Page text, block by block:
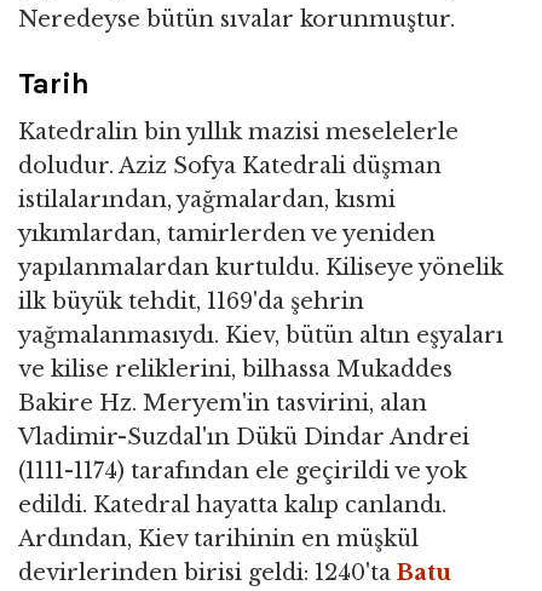
Neredeyse bütün sıvalar korunmuştur.
Tarih
Katedralin bin yıllık mazisi meselelerle
doludur. Aziz Sofya Katedrali düşman
istilalarından, yağmalardan, kısmi
yıkımlardan, tamirlerden ve yeniden
yapılanmalardan kurtuldu. Kiliseye yönelik
ilk büyük tehdit, 1169'da şehrin
yağmalanmasıydı. Kiev, bütün altın eşyaları
ve kilise reliklerini, bilhassa Mukaddes
Bakire Hz. Meryem'in tasvirini, alan
Vladimir-Suzdal'ın Dükü Dindar Andrei
(1111-1174) tarafından ele geçirildi ve yok
edildi. Katedral hayatta kalıp canlandı.
Ardından, Kiev tarihinin en müşkül
devirlerinden birisi geldi: 1240'ta Batu